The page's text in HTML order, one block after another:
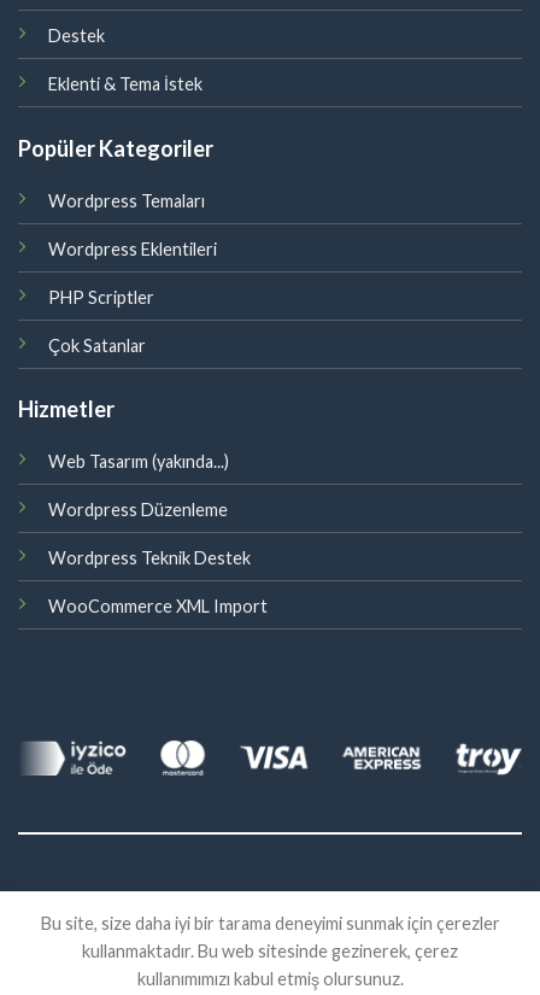
Destek
Eklenti & Tema İstek
Popüler Kategoriler
Wordpress Temaları
Wordpress Eklentileri
PHP Scriptler
Çok Satanlar
Hizmetler
Web Tasarım (yakında...)
Wordpress Düzenleme
Wordpress Teknik Destek
WooCommerce XML Import
2026 Eklenti Market
SATIŞ SÖZLEŞMESI KVKK
Bu site, size daha iyi bir tarama deneyimi sunmak için çerezler
kullanmaktadır. Bu web sitesinde gezinerek, çerez
kullanımımızı kabul etmiş olursunuz.